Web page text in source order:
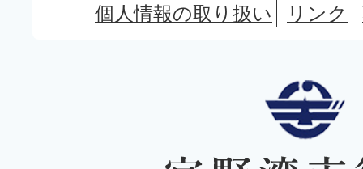
個人情報の取り扱い リンク